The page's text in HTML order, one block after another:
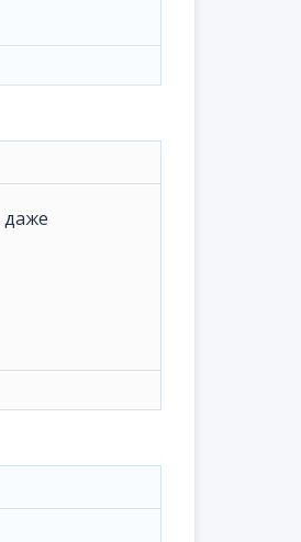
даже